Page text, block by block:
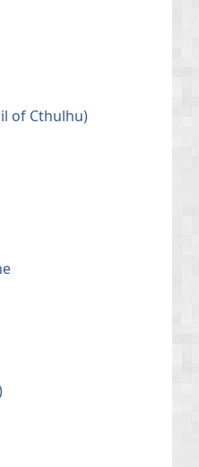
of Cthulhu)